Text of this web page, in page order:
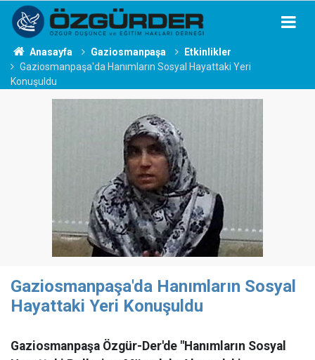
Anasayfa Gaziosmanpaşa
Etkinlikler
Gaziosmanpaşa'da Hanımların Sosyal Hayattaki Yeri
Konuşuldu
Gaziosmanpaşa'da Hanımların Sosyal
Hayattaki Yeri Konuşuldu
Gaziosmanpaşa Özgür-Der'de "Hanımların Sosyal